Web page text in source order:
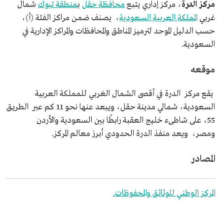
مركز الدرة، مركز إداري يتبع محافظة حقل بمنطقة تبوك شمال
غربي المملكة العربية السعودية، يصنف ضمن مراكز الفئة (أ)،
حسب الدليل الموحد لترميز المناطق والمحافظات والمراكز الإدارية في
السعودية.
موقعه
يقع مركز الدرة في أقصى الشمال الغربي للمملكة العربية
السعودية، شمالي مدينة حقل، ويبعد عنها نحو 11 كم عبر الطريق
55، على شاطىء خليج العقبة رابطًا بين السعودية والأردن
ومصر، ويعد منفذ الدرة الحدودي أبرز معالم المركز.
المصادر
المركز الوطني للوثائق والمحفوظات.